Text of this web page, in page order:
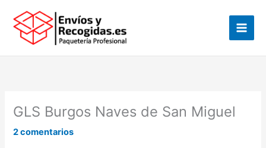
contenido
GLS Burgos Naves de San Miguel
2 comentarios